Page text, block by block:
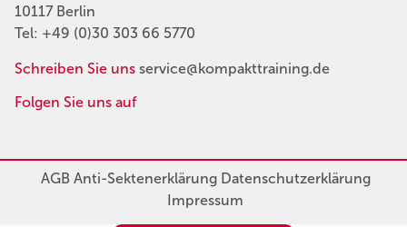
10117 Berlin
Tel: +49 (0)30 303 66 5770
Schreiben Sie uns service@kompakttraining.de
Folgen Sie uns auf
AGBAnti-SektenerklärungDatenschutzerklärung
Impressum